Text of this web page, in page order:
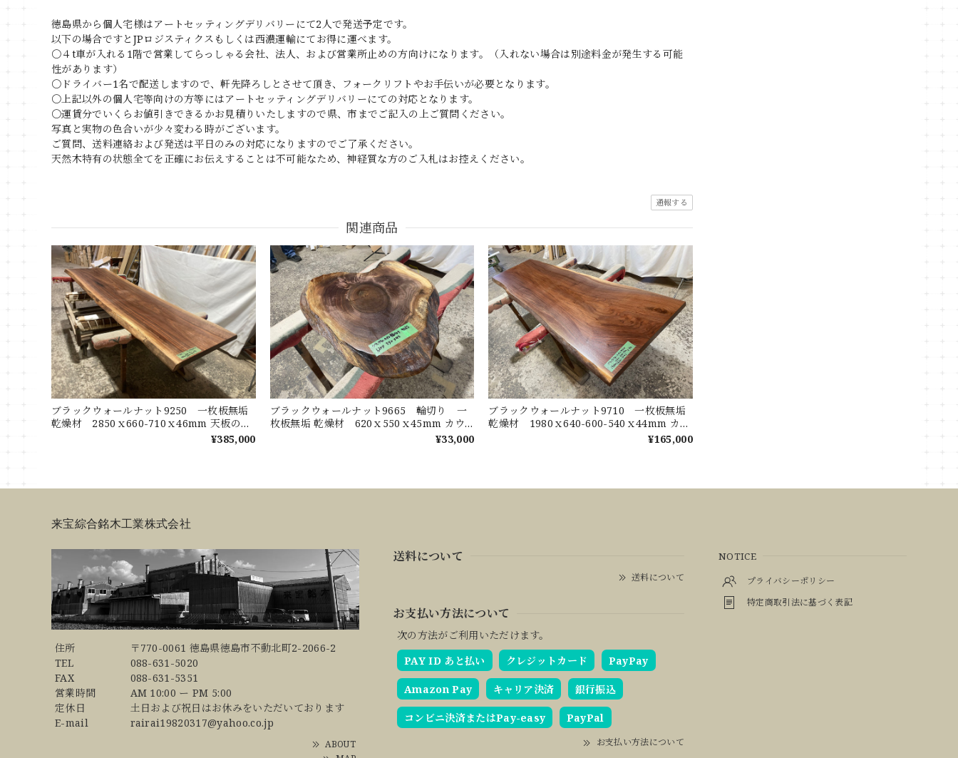
徳島県から個人宅様はアートセッティングデリバリーにて2人で発送予定です。
以下の場合ですとJPロジスティクスもしくは西濃運輸にてお得に運べます。
〇４t車が入れる1階で営業してらっしゃる会社、法人、および営業所止めの方向けになります。（入れない場合は別途料金が発生する可能
性があります）
〇ドライバー1名で配送しますので、軒先降ろしとさせて頂き、フォークリフトやお手伝いが必要となります。
〇上記以外の個人宅等向けの方等にはアートセッティングデリバリーにての対応となります。
〇運賃分でいくらお値引きできるかお見積りいたしますので県、市までご記入の上ご質問ください。
写真と実物の色合いが少々変わる時がございます。
ご質問、送料連絡および発送は平日のみの対応になりますのでご了承ください。
天然木特有の状態全てを正確にお伝えすることは不可能なため、神経質な方のご入札はお控えください。
通報する
関連商品
ブラックウォールナット9250 一枚板無垢
乾燥材 2850ｘ660-710ｘ46mm 天板の
み カウンター センターテーブル ダイニ
¥385,000
ブラックウォールナット9665 輪切り 一
枚板無垢 乾燥材 620ｘ550ｘ45mm カウ
ンター センターテーブル ダイニングテー
¥33,000
ブラックウォールナット9710 一枚板無垢
乾燥材 1980ｘ640-600-540ｘ44mm カウ
ンター ローテーブル センターテーブル
¥165,000
来宝綜合銘木工業株式会社
住所
〒770-0061 徳島県徳島市不動北町2-2066-2
TEL
088-631-5020
FAX
088-631-5351
営業時間
AM 10:00 ー PM 5:00
定休日
土日および祝日はお休みをいただいております
E-mail
rairai19820317@yahoo.co.jp
ABOUT
送料について
送料について
お支払い方法について
次の方法がご利用いただけます。
PAY ID あと払い
クレジットカード PayPay
Amazon Pay キャリア決済 銀行振込
コンビニ決済またはPay-easy PayPal
お支払い方法について
NOTICE
プライバシーポリシー
特定商取引法に基づく表記